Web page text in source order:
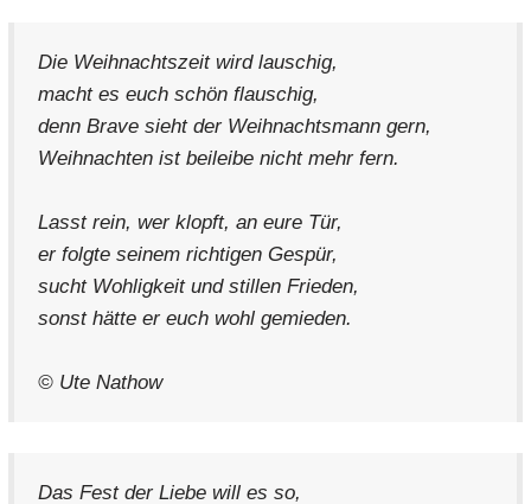
Die Weihnachtszeit wird lauschig,
macht es euch schön flauschig,
denn Brave sieht der Weihnachtsmann gern,
Weihnachten ist beileibe nicht mehr fern.
Lasst rein, wer klopft, an eure Tür,
er folgte seinem richtigen Gespür,
sucht Wohligkeit und stillen Frieden,
sonst hätte er euch wohl gemieden.
© Ute Nathow
Das Fest der Liebe will es so,